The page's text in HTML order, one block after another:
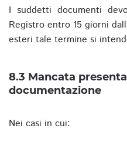
I suddetti documenti
Registro entro 15 giorni
esteri tale termine si
8.3 Mancata
documentazione
Nei casi in cui: